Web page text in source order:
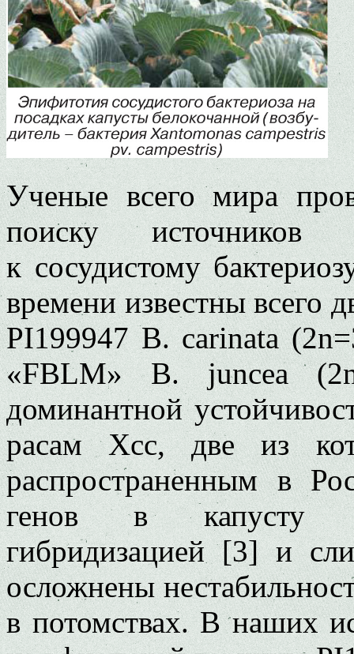
Ученые всего мира
поиску источников
к сосудистому
времени известны всего
PI199947 B. carinata
«FBLM» B. juncea
доминантной
расам Xcc, две из
распространенным в
генов в капусту
гибридизацией [3] и
осложнены
в потомствах. В наших